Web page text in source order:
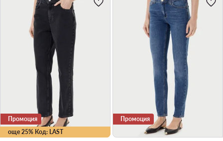
още 25% Код: LAST
Промоция Промоция